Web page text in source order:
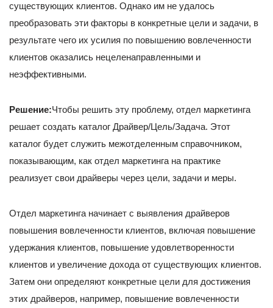
существующих клиентов. Однако им не удалось
преобразовать эти факторы в конкретные цели и задачи, в
результате чего их усилия по повышению вовлеченности
клиентов оказались нецеленаправленными и
неэффективными.
Решение:Чтобы решить эту проблему, отдел маркетинга
решает создать каталог Драйвер/Цель/Задача. Этот
каталог будет служить межотделенным справочником,
показывающим, как отдел маркетинга на практике
реализует свои драйверы через цели, задачи и меры.
Отдел маркетинга начинает с выявления драйверов
повышения вовлеченности клиентов, включая повышение
удержания клиентов, повышение удовлетворенности
клиентов и увеличение дохода от существующих клиентов.
Затем они определяют конкретные цели для достижения
этих драйверов, например, повышение вовлеченности